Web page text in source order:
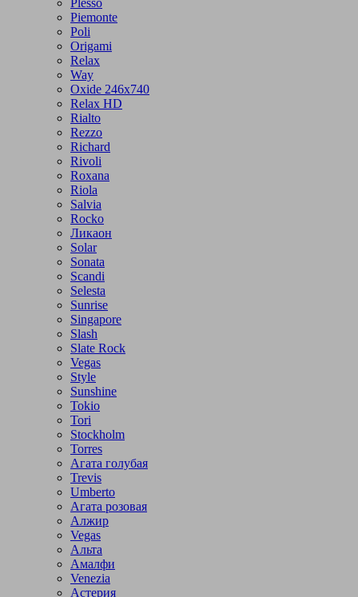
Piemonte
Poli
Origami
Relax
Way
Oxide 246x740
Relax HD
Rialto
Rezzo
Richard
Rivoli
Roxana
Riola
Salvia
Rocko
Ликаон
Solar
Sonata
Scandi
Selesta
Sunrise
Singapore
Slash
Slate Rock
Vegas
Style
Sunshine
Tokio
Tori
Stockholm
Torres
Агата голубая
Trevis
Umberto
Агата розовая
Алжир
Vegas
Альта
Амалфи
Venezia
Астерия